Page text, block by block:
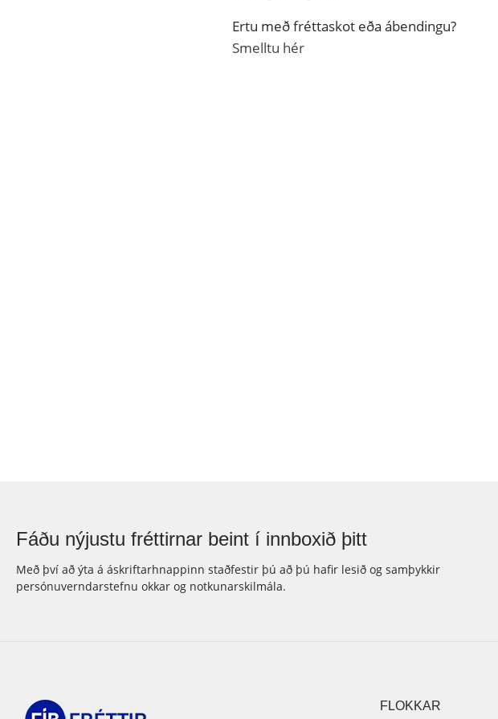
Ertu með fréttaskot eða ábendingu?
Smelltu hér
Fáðu nýjustu fréttirnar beint í innboxið þitt
Með því að ýta á áskriftarhnappinn staðfestir þú að þú hafir lesið og samþykkir
persónuverndarstefnu okkar og notkunarskilmála.
FLOKKAR